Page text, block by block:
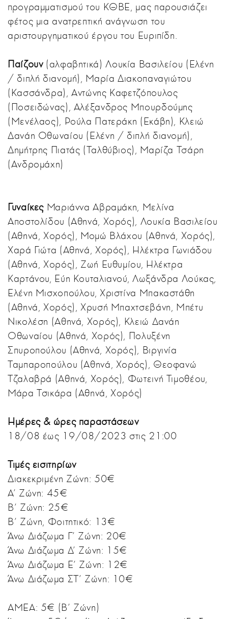
προγραμματισμού του ΚΘΒΕ, μας παρουσιάζει
φέτος μια ανατρεπτική ανάγνωση του
αριστουργηματικού έργου του Ευριπίδη.
Παίζουν(αλφαβητικά) Λουκία Βασιλείου (Ελένη
/ διπλή διανομή), Μαρία Διακοπαναγιώτου
(Κασσάνδρα), Αντώνης Καφετζόπουλος
(Ποσειδώνας), Αλέξανδρος Μπουρδούμης
(Μενέλαος), Ρούλα Πατεράκη (Εκάβη), Κλειώ
Δανάη Οθωναίου (Ελένη / διπλή διανομή),
Δημήτρης Πιατάς (Ταλθύβιος), Μαρίζα Τσάρη
(Ανδρομάχη)
Γυναίκες Μαριάννα Αβραμάκη, Μελίνα
Αποστολίδου (Αθηνά, Χορός), Λουκία Βασιλείου
(Αθηνά, Χορός), Μομώ Βλάχου (Αθηνά, Χορός),
Χαρά Γιώτα (Αθηνά, Χορός), Ηλέκτρα Γωνιάδου
(Αθηνά, Χορός), Ζωή Ευθυμίου, Ηλέκτρα
Καρτάνου, Εύη Κουταλιανού, Λωξάνδρα Λούκας,
Ελένη Μισχοπούλου, Χριστίνα Μπακαστάθη
(Αθηνά, Χορός), Χρυσή Μπαχτσεβάνη, Μπέτυ
Νικολέση (Αθηνά, Χορός), Κλειώ Δανάη
Οθωναίου (Αθηνά, Χορός), Πολυξένη
Σπυροπούλου (Αθηνά, Χορός), Βιργινία
Ταμπαροπούλου (Αθηνά, Χορός), Θεοφανώ
Τζαλαβρά (Αθηνά, Χορός), Φωτεινή Τιμοθέου,
Μάρα Τσικάρα (Αθηνά, Χορός)
Ημέρες & ώρες παραστάσεων
18/08 έως 19/08/2023 στις 21:00
Τιμές εισιτηρίων
Διακεκριμένη Ζώνη: 50€
Α' Ζώνη: 45€
Β' Ζώνη: 25€
Β' Ζώνη, Φοιτητικό: 13€
Άνω Διάζωμα Γ' Ζώνη: 20€
Άνω Διάζωμα Δ' Ζώνη: 15€
Άνω Διάζωμα Ε' Ζώνη: 12€
Άνω Διάζωμα ΣΤ' Ζώνη: 10€
ΑΜΕΑ: 5€ (Β' Ζώνη)